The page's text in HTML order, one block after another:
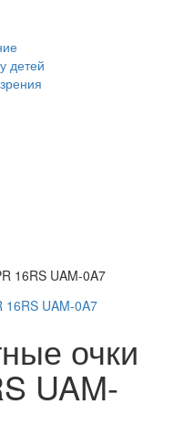
детей
16RS UAM-0A7
очки
UAM-